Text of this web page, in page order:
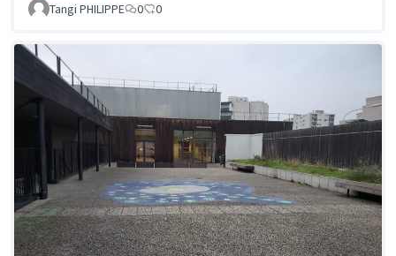
Tangi PHILIPPE 0 0